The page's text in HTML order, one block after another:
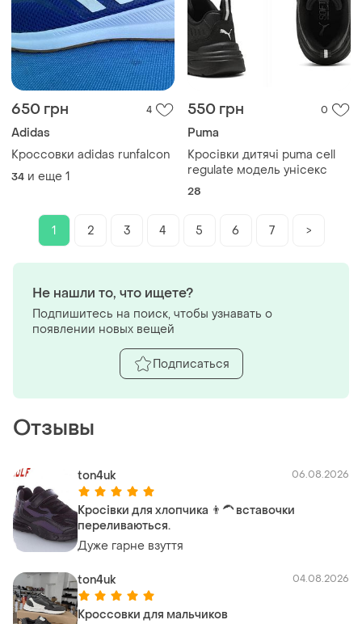
650 грн 4
Adidas
Кроссовки adidas runfalcon
34 и еще 1
550 грн 0
Puma
Кросівки дитячі puma cell
regulate модель унісекс
28
1 2 3 4 5 6 7 >
Отзывы
ton4uk 06.08.2026
Кросівки для хлопчика 👨‍🦱 вставочки
переливаються.
Дуже гарне взуття
ton4uk 04.08.2026
Кроссовки для мальчиков
Не нашли то, что ищете?
Подпишитесь на поиск, чтобы узнавать о
появлении новых вещей
Подписаться